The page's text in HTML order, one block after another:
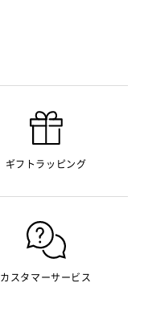
ギフトラッピング
カスタマーサービス